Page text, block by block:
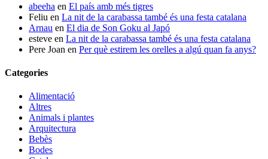
abeeha en El país amb més tigres
Feliu en La nit de la carabassa també és una festa catalana
Arnau en El dia de Son Goku al Japó
esteve en La nit de la carabassa també és una festa catalana
Pere Joan en Per què estirem les orelles a algú quan fa anys?
Categories
Alimentació
Altres
Animals i plantes
Arquitectura
Bebès
Bodes